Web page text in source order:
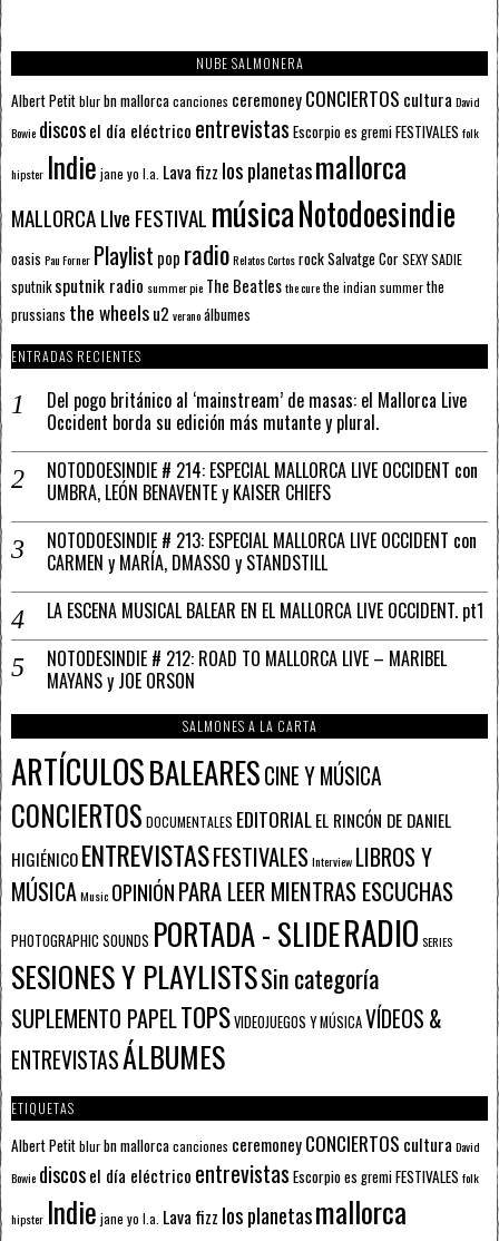
NUBE SALMONERA
Albert Petitblurbn mallorcacanciones ceremoneyCONCIERTOS cultura David
Bowie discosel día eléctrico entrevistas Escorpioes gremiFESTIVALES folk
hipster Indie jane yo l.a. Lava fizz los planetasmallorca
MALLORCA LIve FESTIVAL músicaNotodoesindie
oasis Pau Forner Playlist pop radioRelatos CortosrockSalvatge CorSEXY SADIE
sputnik sputnik radio summer pie The Beatlesthe curethe indian summerthe
prussians the wheelsu2 veranoálbumes
ENTRADAS RECIENTES
Del pogo británico al ‘mainstream’ de masas: el Mallorca Live
Occident borda su edición más mutante y plural.
NOTODOESINDIE # 214: ESPECIAL MALLORCA LIVE OCCIDENT con
UMBRA, LEÓN BENAVENTE y KAISER CHIEFS
NOTODOESINDIE # 213: ESPECIAL MALLORCA LIVE OCCIDENT con
CARMEN y MARÍA, DMASSO y STANDSTILL
LA ESCENA MUSICAL BALEAR EN EL MALLORCA LIVE OCCIDENT. pt1
NOTODESINDIE # 212: ROAD TO MALLORCA LIVE – MARIBEL
MAYANS y JOE ORSON
SALMONES A LA CARTA
ARTÍCULOSBALEARESCINE Y MÚSICA
CONCIERTOS DOCUMENTALES EDITORIALEL RINCÓN DE DANIEL
HIGIÉNICOENTREVISTASFESTIVALESInterview LIBROS Y
MÚSICAMusic OPINIÓNPARA LEER MIENTRAS ESCUCHAS
PHOTOGRAPHIC SOUNDS PORTADA - SLIDERADIO SERIES
SESIONES Y PLAYLISTSSin categoría
SUPLEMENTO PAPELTOPSVIDEOJUEGOS Y MÚSICAVÍDEOS &
ENTREVISTASÁLBUMES
ETIQUETAS
Albert Petitblurbn mallorcacanciones ceremoneyCONCIERTOS cultura David
Bowie discosel día eléctrico entrevistas Escorpioes gremiFESTIVALES folk
hipster Indie jane yo l.a. Lava fizz los planetasmallorca